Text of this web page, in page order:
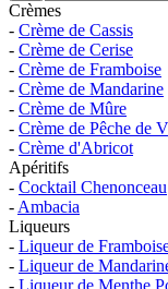
Crèmes
- Crème de Cassis
- Crème de Cerise
- Crème de Framboise
- Crème de Mandarine
- Crème de Mûre
- Crème de Pêche de
- Crème d'Abricot
Apéritifs
- Cocktail Chenonceau
- Ambacia
Liqueurs
- Liqueur de
- Liqueur de
- Liqueur de Menthe